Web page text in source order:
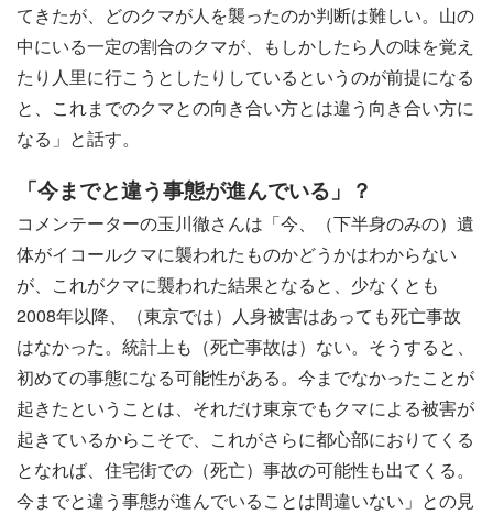
てきたが、どのクマが人を襲ったのか判断は難しい。山の
中にいる一定の割合のクマが、もしかしたら人の味を覚え
たり人里に行こうとしたりしているというのが前提になる
と、これまでのクマとの向き合い方とは違う向き合い方に
なる」と話す。
「今までと違う事態が進んでいる」？
コメンテーターの玉川徹さんは「今、（下半身のみの）遺
体がイコールクマに襲われたものかどうかはわからない
が、これがクマに襲われた結果となると、少なくとも
2008年以降、（東京では）人身被害はあっても死亡事故
はなかった。統計上も（死亡事故は）ない。そうすると、
初めての事態になる可能性がある。今までなかったことが
起きたということは、それだけ東京でもクマによる被害が
起きているからこそで、これがさらに都心部におりてくる
となれば、住宅街での（死亡）事故の可能性も出てくる。
今までと違う事態が進んでいることは間違いない」との見